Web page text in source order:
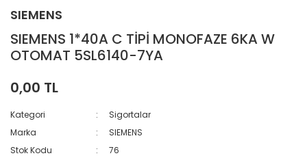
SIEMENS
SIEMENS 1*40A C TİPİ MONOFAZE 6KA W
OTOMAT 5SL6140-7YA
0,00 TL
Kategori
Sigortalar
Marka
SIEMENS
Stok Kodu
76